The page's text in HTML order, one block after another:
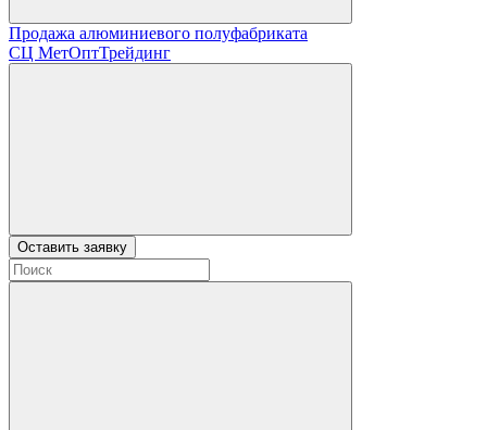
Продажа алюминиевого полуфабриката
СЦ МетОптТрейдинг
Оставить заявку